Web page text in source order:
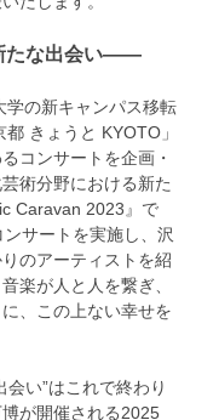
たな出会い――
の新キャンパス移転
きょうと KYOTO」
コンサートを企画・
術分野における新た
Caravan 2023』で
サートを実施し、沢
のアーティストを紹
楽が人と人を繋ぎ、
、この上ない幸せを
い”はこれで終わり
が開催される2025